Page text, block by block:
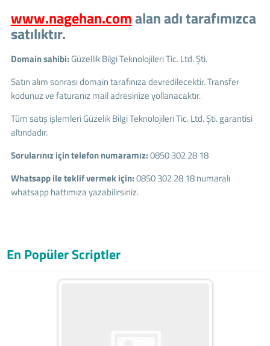
www.nagehan.comalan adı tarafımızca
satılıktır.
Domain sahibi: Güzellik Bilgi Teknolojileri Tic. Ltd. Şti.
Satın alım sonrası domain tarafınıza devredilecektir. Transfer
kodunuz ve faturanız mail adresinize yollanacaktır.
Tüm satış işlemleri Güzelik Bilgi Teknolojileri Tic. Ltd. Şti. garantisi
altındadır.
Sorularınız için telefon numaramız:0850 302 28 18
Whatsapp ile teklif vermek için:0850 302 28 18numaralı
whatsapp hattımıza yazabilirsiniz.
En Popüler Scriptler